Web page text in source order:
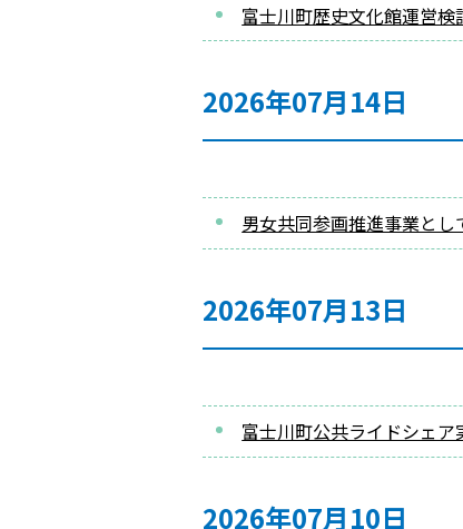
富士川町歴史文化館運営検
2026年07月14日
男女共同参画推進事業と
2026年07月13日
富士川町公共ライドシェ
2026年07月10日